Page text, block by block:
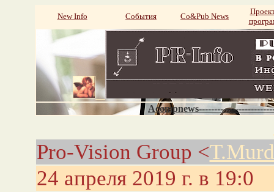
New Info События Со&Pub News
Pro-Vision Group <
24 апреля 2019 г. в 19:0